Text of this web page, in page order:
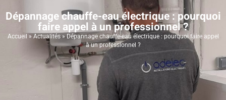
Dépannage chauffe-eau électrique : pourquoi
faire appel à un professionnel ?
Accueil » Actualités»Dépannage chauffe-eau électrique : pourquoi faire appel
à un professionnel ?